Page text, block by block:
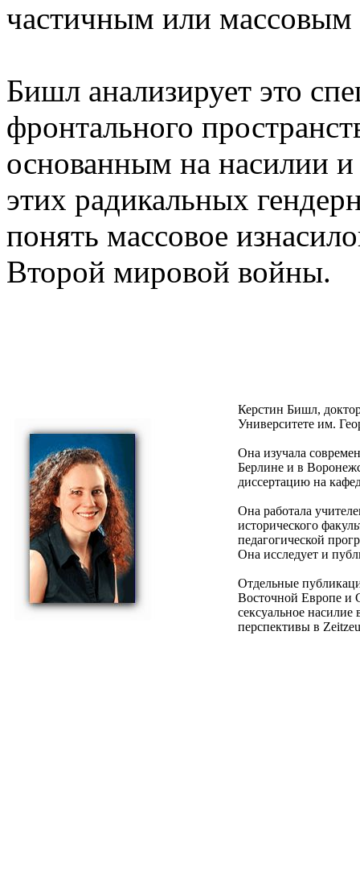
частичным или массовым
Бишл анализирует это
фронтального
основанным на насилии и
этих радикальных
понять массовое
Второй мировой войны.
Керстин Бишл,
Университете им.
Она изучала
Берлине и в
диссертацию на
Она работала
исторического
педагогической
Она исследует и
Отдельные
Восточной Европе и
сексуальное
перспективы в